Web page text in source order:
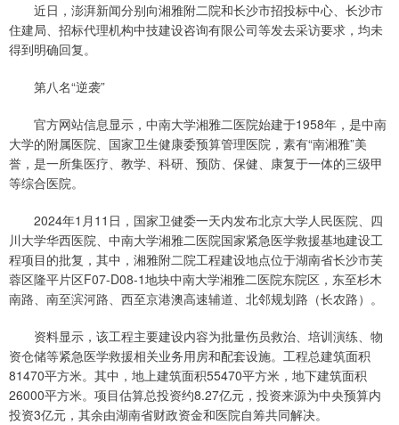
近日，澎湃新闻分别向湘雅附二院和长沙市招投标中心、长沙市
住建局、招标代理机构中技建设咨询有限公司等发去采访要求，均未
得到明确回复。
第八名“逆袭”
官方网站信息显示，中南大学湘雅二医院始建于1958年，是中南
大学的附属医院、国家卫生健康委预算管理医院，素有“南湘雅”美
誉，是一所集医疗、教学、科研、预防、保健、康复于一体的三级甲
等综合医院。
2024年1月11日，国家卫健委一天内发布北京大学人民医院、四
川大学华西医院、中南大学湘雅二医院国家紧急医学救援基地建设工
程项目的批复，其中，湘雅附二院工程建设地点位于湖南省长沙市芙
蓉区隆平片区F07-D08-1地块中南大学湘雅二医院东院区，东至杉木
南路、南至滨河路、西至京港澳高速辅道、北邻规划路（长农路）。
资料显示，该工程主要建设内容为批量伤员救治、培训演练、物
资仓储等紧急医学救援相关业务用房和配套设施。工程总建筑面积
81470平方米。其中，地上建筑面积55470平方米，地下建筑面积
26000平方米。项目估算总投资约8.27亿元，投资来源为中央预算内
投资3亿元，其余由湖南省财政资金和医院自筹共同解决。